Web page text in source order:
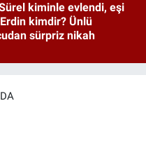
kiminle evlendi, eşi
kimdir? Ünlü
sürpriz nikah